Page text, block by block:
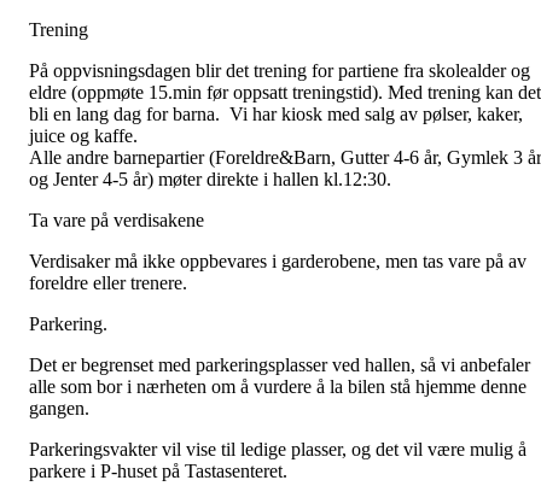
Trening
På oppvisningsdagen blir det trening for partiene fra skolealder og
eldre (oppmøte 15.min før oppsatt treningstid). Med trening kan det
bli en lang dag for barna. Vi har kiosk med salg av pølser, kaker,
juice og kaffe.
Alle andre barnepartier (Foreldre&Barn, Gutter 4-6 år, Gymlek 3 år
og Jenter 4-5 år) møter direkte i hallen kl.12:30.
Ta vare på verdisakene
Verdisaker må ikke oppbevares i garderobene, men tas vare på av
foreldre eller trenere.
Parkering.
Det er begrenset med parkeringsplasser ved hallen, så vi anbefaler
alle som bor i nærheten om å vurdere å la bilen stå hjemme denne
gangen.
Parkeringsvakter vil vise til ledige plasser, og det vil være mulig å
parkere i P-huset på Tastasenteret.